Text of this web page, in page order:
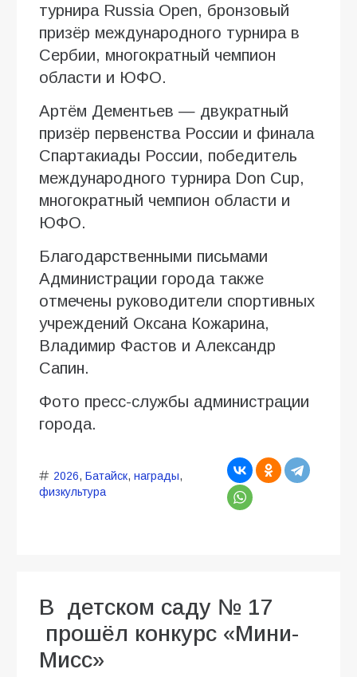
турнира Russia Open, бронзовый
призёр международного турнира в
Сербии, многократный чемпион
области и ЮФО.
Артём Дементьев — двукратный
призёр первенства России и финала
Спартакиады России, победитель
международного турнира Don Cup,
многократный чемпион области и
ЮФО.
Благодарственными письмами
Администрации города также
отмечены руководители спортивных
учреждений Оксана Кожарина,
Владимир Фастов и Александр
Сапин.
Фото пресс-службы администрации
города.
2026, Батайск, награды,
физкультура
В детском саду № 17
прошёл конкурс «Мини-
Мисс»